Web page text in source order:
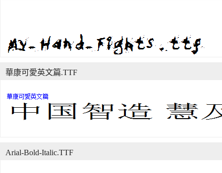
華康可愛英文篇.TTF
Arial-Bold-Italic.TTF